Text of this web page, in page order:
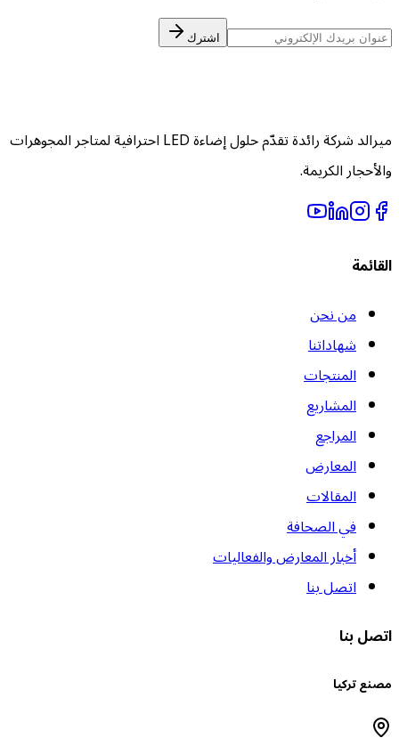
اشترك
ميرالد شركة رائدة تقدّم حلول إضاءة LED احترافية لمتاجر المجوهرات
الكريمة.
من نحن
شهاداتنا
المنتجات
المشاريع
المراجع
المعارض
المقالات
في الصحافة
أخبار المعارض والفعاليات
اتصل بنا
بنا
تركيا